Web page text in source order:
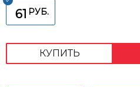
61 РУБ.
КУПИТЬ